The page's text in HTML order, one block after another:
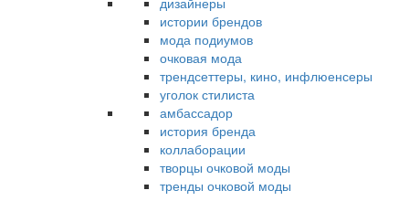
истории брендов
мода подиумов
очковая мода
трендсеттеры, кино, инфлюенсеры
уголок стилиста
амбассадор
история бренда
коллаборации
творцы очковой моды
тренды очковой моды